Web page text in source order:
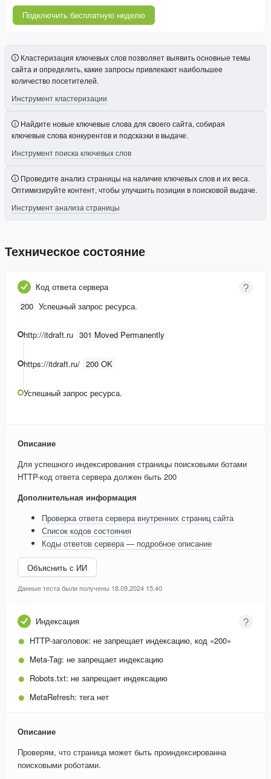
Подключить бесплатную неделю
Кластеризация ключевых слов позволяет выявить основные темы
сайта и определить, какие запросы привлекают наибольшее
количество посетителей.
Инструмент кластеризации
Найдите новые ключевые слова для своего сайта, собирая
ключевые слова конкурентов и подсказки в выдаче.
Инструмент поиска ключевых слов
Проведите анализ страницы на наличие ключевых слов и их веса.
Оптимизируйте контент, чтобы улучшить позиции в поисковой выдаче.
Инструмент анализа страницы
Техническое состояние
Код ответа сервера
200 Успешный запрос ресурса.
http://itdraft.ru 301 Moved Permanently
https://itdraft.ru/ 200 OK
Успешный запрос ресурса.
Описание
Для успешного индексирования страницы поисковыми ботами
HTTP-код ответа сервера должен быть 200
Дополнительная информация
Проверка ответа сервера внутренних страниц сайта
Список кодов состояния
Коды ответов сервера — подробное описание
Объяснить с ИИ
Данные теста были получены 18.09.2024 15:40
Индексация
HTTP-заголовок: не запрещает индексацию, код «200»
Meta-Tag: не запрещает индексацию
Robots.txt: не запрещает индексацию
MetaRefresh: тега нет
Описание
Проверям, что страница может быть проиндексированна
поисковыми роботами.